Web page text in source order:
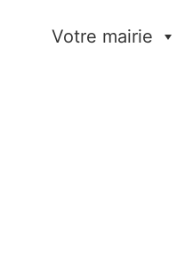
Votre mairie